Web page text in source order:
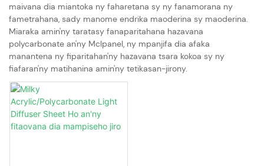
maivana dia miantoka ny faharetana sy ny fanamorana ny
fametrahana, sady manome endrika maoderina sy maoderina.
Miaraka amin'ny taratasy fanaparitahana hazavana
polycarbonate an'ny Mclpanel, ny mpanjifa dia afaka
manantena ny fiparitahan'ny hazavana tsara kokoa sy ny
fiafaran'ny matihanina amin'ny tetikasan-jirony.